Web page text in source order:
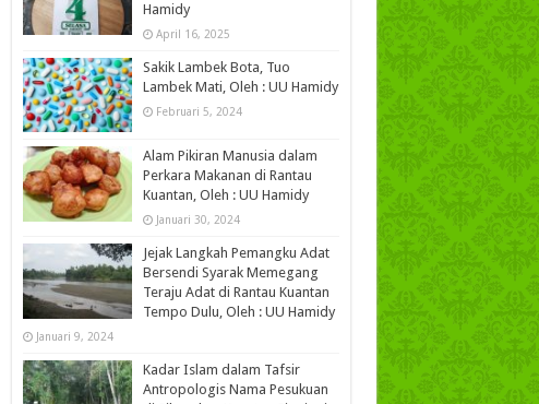
Hamidy
April 16, 2025
Sakik Lambek Bota, Tuo
Lambek Mati, Oleh : UU Hamidy
Februari 5, 2024
Alam Pikiran Manusia dalam
Perkara Makanan di Rantau
Kuantan, Oleh : UU Hamidy
Januari 30, 2024
Jejak Langkah Pemangku Adat
Bersendi Syarak Memegang
Teraju Adat di Rantau Kuantan
Tempo Dulu, Oleh : UU Hamidy
Januari 9, 2024
Kadar Islam dalam Tafsir
Antropologis Nama Pesukuan